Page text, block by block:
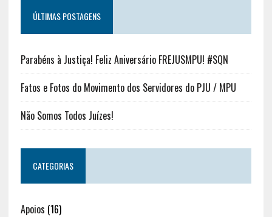
ÚLTIMAS POSTAGENS
Parabéns à Justiça! Feliz Aniversário FREJUSMPU! #SQN
Fatos e Fotos do Movimento dos Servidores do PJU / MPU
Não Somos Todos Juízes!
CATEGORIAS
Apoios (16)